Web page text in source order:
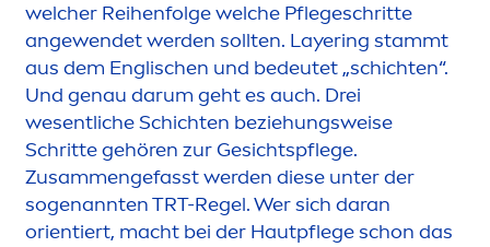
welcher Reihenfolge welche Pflegeschritte
angewendet werden sollten. Layering stammt
aus dem Englischen und bedeutet „schichten“.
Und genau darum geht es auch. Drei
wesentliche Schichten beziehungsweise
Schritte gehören zur Gesichtspflege.
Zusammengefasst werden diese unter der
sogenannten TRT-Regel. Wer sich daran
orientiert, macht bei der Hautpflege schon das